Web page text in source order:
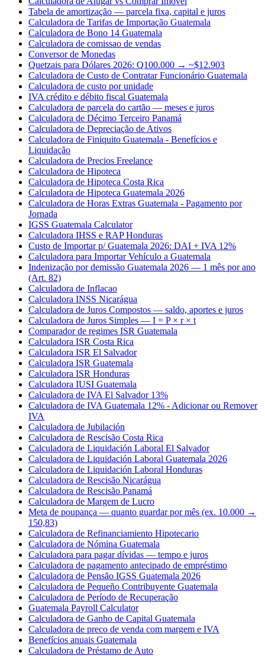
Tabela de amortização — parcela fixa, capital e juros
Calculadora de Tarifas de Importação Guatemala
Calculadora de Bono 14 Guatemala
Calculadora de comissao de vendas
Conversor de Monedas
Quetzais para Dólares 2026: Q100.000 → ~$12.903
Calculadora de Custo de Contratar Funcionário Guatemala
Calculadora de custo por unidade
IVA crédito e débito fiscal Guatemala
Calculadora de parcela do cartão — meses e juros
Calculadora de Décimo Terceiro Panamá
Calculadora de Depreciação de Ativos
Calculadora de Finiquito Guatemala - Benefícios e
Liquidação
Calculadora de Precios Freelance
Calculadora de Hipoteca
Calculadora de Hipoteca Costa Rica
Calculadora de Hipoteca Guatemala 2026
Calculadora de Horas Extras Guatemala - Pagamento por
Jornada
IGSS Guatemala Calculator
Calculadora IHSS e RAP Honduras
Custo de Importar p/ Guatemala 2026: DAI + IVA 12%
Calculadora para Importar Vehículo a Guatemala
Indenização por demissão Guatemala 2026 — 1 mês por ano
(Art. 82)
Calculadora de Inflacao
Calculadora INSS Nicarágua
Calculadora de Juros Compostos — saldo, aportes e juros
Calculadora de Juros Simples — I = P × r × t
Comparador de regimes ISR Guatemala
Calculadora ISR Costa Rica
Calculadora ISR El Salvador
Calculadora ISR Guatemala
Calculadora ISR Honduras
Calculadora IUSI Guatemala
Calculadora de IVA El Salvador 13%
Calculadora de IVA Guatemala 12% - Adicionar ou Remover
IVA
Calculadora de Jubilación
Calculadora de Rescisão Costa Rica
Calculadora de Liquidación Laboral El Salvador
Calculadora de Liquidación Laboral Guatemala 2026
Calculadora de Liquidación Laboral Honduras
Calculadora de Rescisão Nicarágua
Calculadora de Rescisão Panamá
Calculadora de Margem de Lucro
Meta de poupança — quanto guardar por mês (ex. 10.000 →
150,83)
Calculadora de Refinanciamiento Hipotecario
Calculadora de Nómina Guatemala
Calculadora para pagar dívidas — tempo e juros
Calculadora de pagamento antecipado de empréstimo
Calculadora de Pensão IGSS Guatemala 2026
Calculadora de Pequeño Contribuyente Guatemala
Calculadora de Período de Recuperação
Guatemala Payroll Calculator
Calculadora de Ganho de Capital Guatemala
Calculadora de preco de venda com margem e IVA
Benefícios anuais Guatemala
Calculadora de Préstamo de Auto